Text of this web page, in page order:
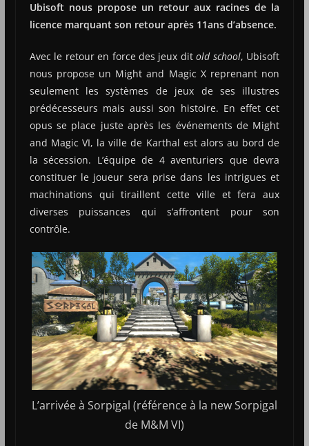
Ubisoft nous propose un retour aux racines de la
licence marquant son retour après 11ans d’absence.
Avec le retour en force des jeux ditold school, Ubisoft
nous propose un Might and Magic X reprenant non
seulement les systèmes de jeux de ses illustres
prédécesseurs mais aussi son histoire. En effet cet
opus se place juste après les événements de Might
and Magic VI, la ville de Karthal est alors au bord de
la sécession. L’équipe de 4 aventuriers que devra
constituer le joueur sera prise dans les intrigues et
machinations qui tiraillent cette ville et fera aux
diverses puissances qui s’affrontent pour son
contrôle.
L’arrivée à Sorpigal (référence à la new Sorpigal
de M&M VI)